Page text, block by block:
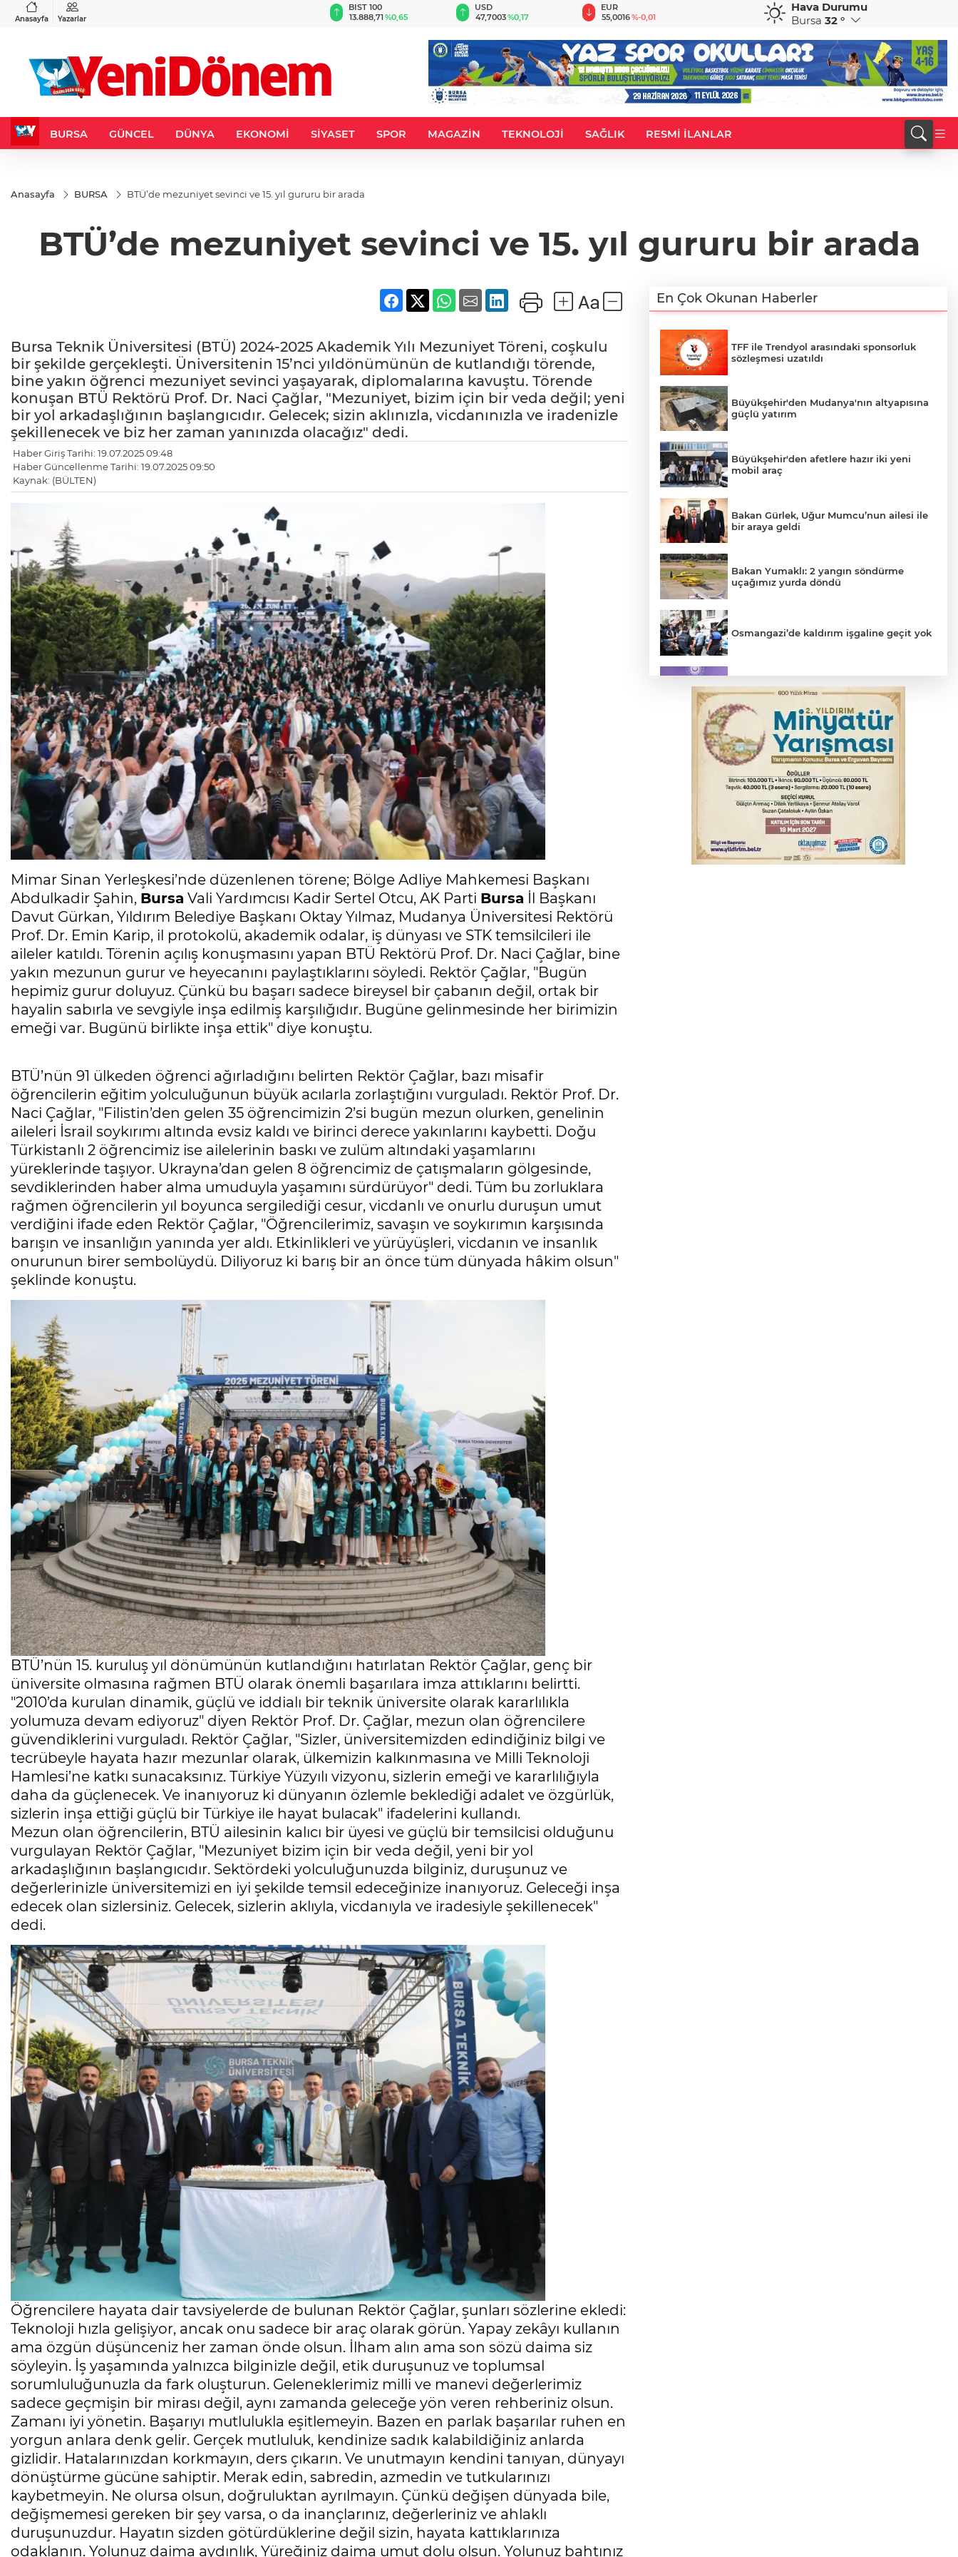
Anasayfa Yazarlar
%-0,22
BIST 100
13.888,71%0,65
USD
47,7003%0,17
EUR
55,0016%-0,01 %0,05
CHF
58,7659
Hava Durumu
Bursa 32 °
BURSA GÜNCEL DÜNYA EKONOMİ SİYASET SPOR MAGAZİN TEKNOLOJİ SAĞLIK RESMİ İLANLAR
Anasayfa BURSA BTÜ’de mezuniyet sevinci ve 15. yıl gururu bir arada
BTÜ’de mezuniyet sevinci ve 15. yıl gururu bir arada
Bursa Teknik Üniversitesi (BTÜ) 2024-2025 Akademik Yılı Mezuniyet Töreni, coşkulu
bir şekilde gerçekleşti. Üniversitenin 15’nci yıldönümünün de kutlandığı törende,
bine yakın öğrenci mezuniyet sevinci yaşayarak, diplomalarına kavuştu. Törende
konuşan BTÜ Rektörü Prof. Dr. Naci Çağlar, "Mezuniyet, bizim için bir veda değil; yeni
bir yol arkadaşlığının başlangıcıdır. Gelecek; sizin aklınızla, vicdanınızla ve iradenizle
şekillenecek ve biz her zaman yanınızda olacağız" dedi.
Haber Giriş Tarihi: 19.07.2025 09:48
Haber Güncellenme Tarihi: 19.07.2025 09:50
Kaynak: (BÜLTEN)
Mimar Sinan Yerleşkesi’nde düzenlenen törene; Bölge Adliye Mahkemesi Başkanı
Abdulkadir Şahin, Bursa Vali Yardımcısı Kadir Sertel Otcu, AK Parti Bursa İl Başkanı
Davut Gürkan, Yıldırım Belediye Başkanı Oktay Yılmaz, Mudanya Üniversitesi Rektörü
Prof. Dr. Emin Karip, il protokolü, akademik odalar, iş dünyası ve STK temsilcileri ile
aileler katıldı. Törenin açılış konuşmasını yapan BTÜ Rektörü Prof. Dr. Naci Çağlar, bine
yakın mezunun gurur ve heyecanını paylaştıklarını söyledi. Rektör Çağlar, "Bugün
hepimiz gurur doluyuz. Çünkü bu başarı sadece bireysel bir çabanın değil, ortak bir
hayalin sabırla ve sevgiyle inşa edilmiş karşılığıdır. Bugüne gelinmesinde her birimizin
emeği var. Bugünü birlikte inşa ettik" diye konuştu.
BTÜ’nün 91 ülkeden öğrenci ağırladığını belirten Rektör Çağlar, bazı misafir
öğrencilerin eğitim yolculuğunun büyük acılarla zorlaştığını vurguladı. Rektör Prof. Dr.
Naci Çağlar, "Filistin’den gelen 35 öğrencimizin 2’si bugün mezun olurken, genelinin
aileleri İsrail soykırımı altında evsiz kaldı ve birinci derece yakınlarını kaybetti. Doğu
Türkistanlı 2 öğrencimiz ise ailelerinin baskı ve zulüm altındaki yaşamlarını
yüreklerinde taşıyor. Ukrayna’dan gelen 8 öğrencimiz de çatışmaların gölgesinde,
sevdiklerinden haber alma umuduyla yaşamını sürdürüyor" dedi. Tüm bu zorluklara
rağmen öğrencilerin yıl boyunca sergilediği cesur, vicdanlı ve onurlu duruşun umut
verdiğini ifade eden Rektör Çağlar, "Öğrencilerimiz, savaşın ve soykırımın karşısında
barışın ve insanlığın yanında yer aldı. Etkinlikleri ve yürüyüşleri, vicdanın ve insanlık
onurunun birer sembolüydü. Diliyoruz ki barış bir an önce tüm dünyada hâkim olsun"
şeklinde konuştu.
BTÜ’nün 15. kuruluş yıl dönümünün kutlandığını hatırlatan Rektör Çağlar, genç bir
üniversite olmasına rağmen BTÜ olarak önemli başarılara imza attıklarını belirtti.
"2010’da kurulan dinamik, güçlü ve iddialı bir teknik üniversite olarak kararlılıkla
yolumuza devam ediyoruz" diyen Rektör Prof. Dr. Çağlar, mezun olan öğrencilere
güvendiklerini vurguladı. Rektör Çağlar, "Sizler, üniversitemizden edindiğiniz bilgi ve
tecrübeyle hayata hazır mezunlar olarak, ülkemizin kalkınmasına ve Milli Teknoloji
Hamlesi’ne katkı sunacaksınız. Türkiye Yüzyılı vizyonu, sizlerin emeği ve kararlılığıyla
daha da güçlenecek. Ve inanıyoruz ki dünyanın özlemle beklediği adalet ve özgürlük,
sizlerin inşa ettiği güçlü bir Türkiye ile hayat bulacak" ifadelerini kullandı.
Mezun olan öğrencilerin, BTÜ ailesinin kalıcı bir üyesi ve güçlü bir temsilcisi olduğunu
vurgulayan Rektör Çağlar, "Mezuniyet bizim için bir veda değil, yeni bir yol
arkadaşlığının başlangıcıdır. Sektördeki yolculuğunuzda bilginiz, duruşunuz ve
değerlerinizle üniversitemizi en iyi şekilde temsil edeceğinize inanıyoruz. Geleceği inşa
edecek olan sizlersiniz. Gelecek, sizlerin aklıyla, vicdanıyla ve iradesiyle şekillenecek"
dedi.
Öğrencilere hayata dair tavsiyelerde de bulunan Rektör Çağlar, şunları sözlerine ekledi:
Teknoloji hızla gelişiyor, ancak onu sadece bir araç olarak görün. Yapay zekâyı kullanın
ama özgün düşünceniz her zaman önde olsun. İlham alın ama son sözü daima siz
söyleyin. İş yaşamında yalnızca bilginizle değil, etik duruşunuz ve toplumsal
sorumluluğunuzla da fark oluşturun. Geleneklerimiz milli ve manevi değerlerimiz
sadece geçmişin bir mirası değil, aynı zamanda geleceğe yön veren rehberiniz olsun.
Zamanı iyi yönetin. Başarıyı mutlulukla eşitlemeyin. Bazen en parlak başarılar ruhen en
yorgun anlara denk gelir. Gerçek mutluluk, kendinize sadık kalabildiğiniz anlarda
gizlidir. Hatalarınızdan korkmayın, ders çıkarın. Ve unutmayın kendini tanıyan, dünyayı
dönüştürme gücüne sahiptir. Merak edin, sabredin, azmedin ve tutkularınızı
kaybetmeyin. Ne olursa olsun, doğruluktan ayrılmayın. Çünkü değişen dünyada bile,
değişmemesi gereken bir şey varsa, o da inançlarınız, değerleriniz ve ahlaklı
duruşunuzdur. Hayatın sizden götürdüklerine değil sizin, hayata kattıklarınıza
odaklanın. Yolunuz daima aydınlık, Yüreğiniz daima umut dolu olsun. Yolunuz bahtınız
En Çok Okunan Haberler
TFF ile Trendyol arasındaki sponsorluk
sözleşmesi uzatıldı
Büyükşehir'den Mudanya'nın altyapısına
güçlü yatırım
Büyükşehir'den afetlere hazır iki yeni
mobil araç
Bakan Gürlek, Uğur Mumcu’nun ailesi ile
bir araya geldi
Bakan Yumaklı: 2 yangın söndürme
uçağımız yurda döndü
Osmangazi’de kaldırım işgaline geçit yok
milletimize hayırlı olsun
YENİ Parti Genel Başkanı Özel'den
Çerçeve Yasa yorumu
Serbest piyasada altın fiyatları...
Osmangazi’de iş arayanlara destek